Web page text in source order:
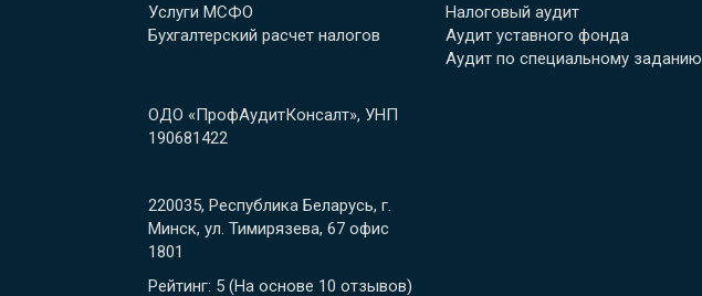
Услуги МСФО
Бухгалтерский расчет налогов
Налоговый аудит
Аудит уставного фонда
Аудит по специальному заданию
ОДО «ПрофАудитКонсалт», УНП
190681422
220035, Республика Беларусь, г.
Минск, ул. Тимирязева, 67 офис
1801
Рейтинг: 5 (На основе 10 отзывов)